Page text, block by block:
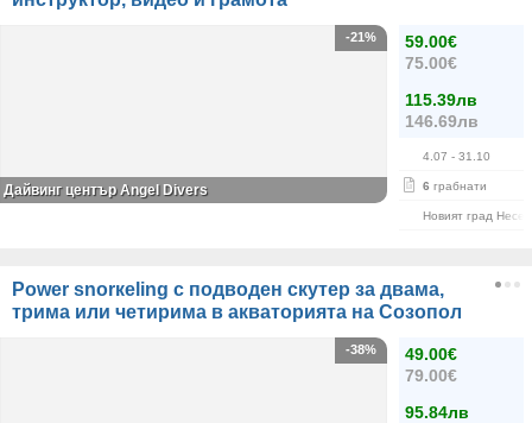
59.00€
75.00€
115.39лв
146.69лв
4.07 - 31.10
6 грабнати
Новият град
-21%
Дайвинг център Angel Divers
Power snorкeling с подводен скутер за двама,
трима или четирима в акваторията на Созопол
49.00€
79.00€
95.84лв
-38%